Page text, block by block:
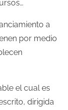
a
por medio
el cual es
dirigida